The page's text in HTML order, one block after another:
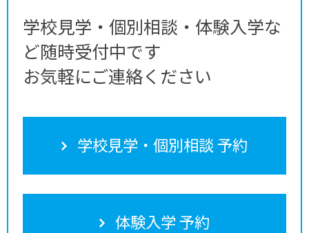
学校見学・個別相談・体験入学な
ど随時受付中です
お気軽にご連絡ください
学校見学・個別相談 予約
体験入学 予約